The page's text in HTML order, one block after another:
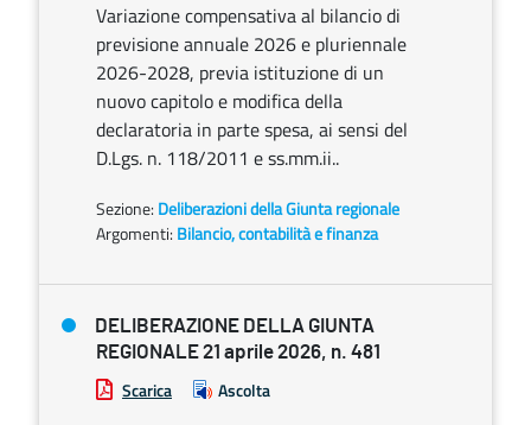
Variazione compensativa al bilancio di
previsione annuale 2026 e pluriennale
2026-2028, previa istituzione di un
nuovo capitolo e modifica della
declaratoria in parte spesa, ai sensi del
D.Lgs. n. 118/2011 e ss.mm.ii..
Sezione: Deliberazioni della Giunta regionale
Argomenti: Bilancio, contabilità e finanza
DELIBERAZIONE DELLA GIUNTA
REGIONALE 21 aprile 2026, n. 481
Scarica Ascolta